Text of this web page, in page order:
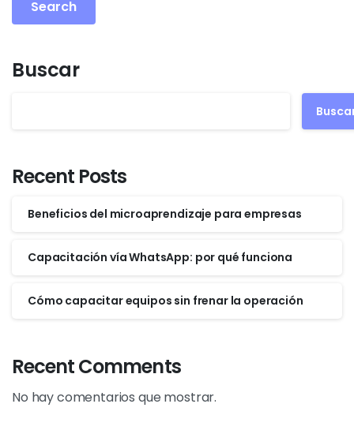
Buscar
Recent Posts
Beneficios del microaprendizaje para empresas
Capacitación vía WhatsApp: por qué funciona
Cómo capacitar equipos sin frenar la operación
Recent Comments
No hay comentarios que mostrar.